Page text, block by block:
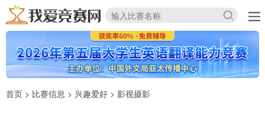
首页 > 比赛信息 > 兴趣爱好 > 影视摄影